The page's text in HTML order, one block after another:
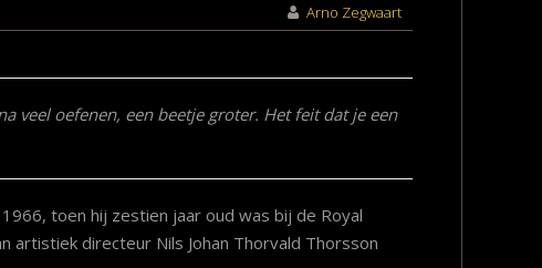
Arno Zegwaart
veel oefenen, een beetje groter. Het feit dat je een
toen hij zestien jaar oud was bij de Royal
artistiek directeur Nils Johan Thorvald Thorsson